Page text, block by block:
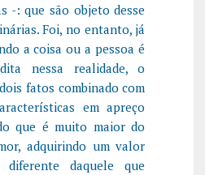
-: que são objeto desse
Foi, no entanto, já
a coisa ou a pessoa é
nessa realidade, o
fatos combinado com
em apreço
que é muito maior do
adquirindo um valor
daquele que